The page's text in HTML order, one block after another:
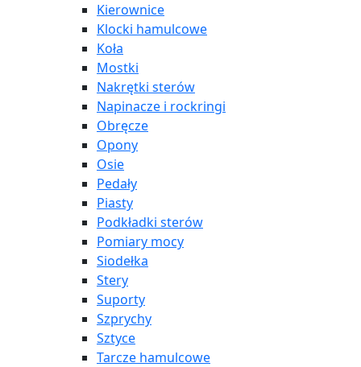
Kierownice
Klocki hamulcowe
Koła
Mostki
Nakrętki sterów
Napinacze i rockringi
Obręcze
Opony
Osie
Pedały
Piasty
Podkładki sterów
Pomiary mocy
Siodełka
Stery
Suporty
Szprychy
Sztyce
Tarcze hamulcowe